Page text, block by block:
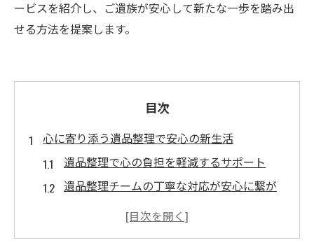
ービスを紹介し、ご遺族が安心して新たな一歩を踏み出
せる方法を提案します。
目次
心に寄り添う遺品整理で安心の新生活
遺品整理で心の負担を軽減するサポート
遺品整理チームの丁寧な対応が安心に繋が